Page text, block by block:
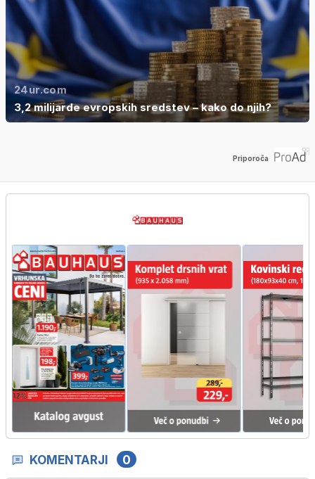
24ur.com
3,2 milijarde evropskih sredstev – kako do njih?
Priporoča
KOMENTARJI 0